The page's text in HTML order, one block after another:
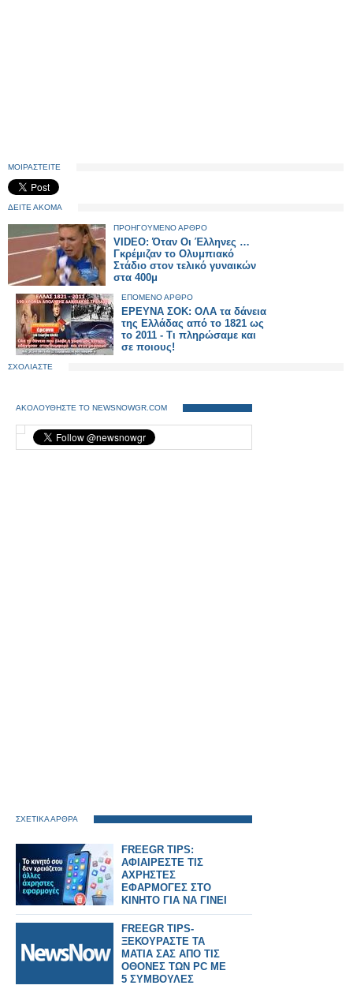
ΜΟΙΡΑΣΤΕΙΤΕ
ΔΕΙΤΕ ΑΚΟΜΑ
ΠΡΟΗΓΟΥΜΕΝΟ ΑΡΘΡΟ
VIDEO: Όταν Οι Έλληνες …
Γκρέμιζαν το Ολυμπιακό
Στάδιο στον τελικό γυναικών
στα 400μ
ΕΠΟΜΕΝΟ ΑΡΘΡΟ
ΕΡΕΥΝΑ ΣΟΚ: ΟΛΑ τα δάνεια
της Ελλάδας από το 1821 ως
το 2011 - Τι πληρώσαμε και
σε ποιους!
ΣΧΟΛΙΑΣΤΕ
ΑΚΟΛΟΥΘΗΣΤΕ ΤΟ NEWSNOWGR.COM
ΣΧΕΤΙΚΑ ΑΡΘΡΑ
FREEGR TIPS:
ΑΦΙΑΙΡΕΣΤΕ ΤΙΣ
ΑΧΡΗΣΤΕΣ
ΕΦΑΡΜΟΓΕΣ ΣΤΟ
ΚΙΝΗΤΟ ΓΙΑ ΝΑ ΓΙΝΕΙ
ΠΙΟ ΓΡΗΓΟΡΟ
FREEGR TIPS-
ΞΕΚΟΥΡΑΣΤΕ ΤΑ
ΜΑΤΙΑ ΣΑΣ ΑΠΟ ΤΙΣ
ΟΘΟΝΕΣ ΤΩΝ PC ME
5 ΣΥΜΒΟΥΛΕΣ